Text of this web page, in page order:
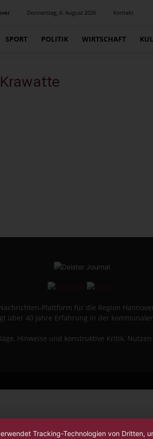
Donnerstag, 6. August 2026 Kontakt
SPORT POLITIK WIRTSCHAFT
Plattform für die Region
über 40 Jahre Erfahrung in der
Hinweise und konstruktive Kritik.
Tracking-Technologien von Dritten,